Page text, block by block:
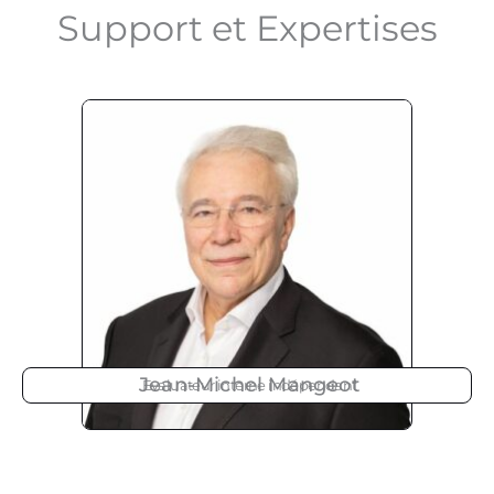
Support et Expertises
Jean-Michel Mangeot
Evaluateur interne indépendant